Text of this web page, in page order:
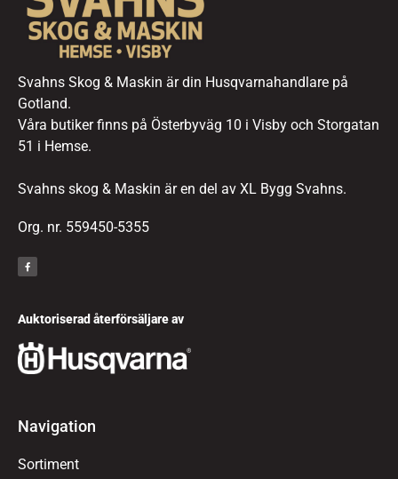
Svahns Skog & Maskin är din Husqvarnahandlare på
Gotland.
Våra butiker finns på Österbyväg 10 i Visby och Storgatan
51 i Hemse.
Svahns skog & Maskin är en del av XL Bygg Svahns.
Org. nr. 559450-5355
Auktoriserad återförsäljare av
Navigation
Sortiment